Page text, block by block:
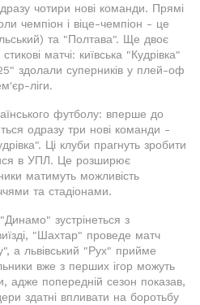
чотири нові команди. Прямі
чемпіон і віце-чемпіон - це
та "Полтава". Ще двоє
матчі: київська "Кудрівка"
здолали суперників у плей-оф
ліги.
футболу: вперше до
одразу три нові команди -
Ці клуби прагнуть зробити
в УПЛ. Це розширює
матимуть можливість
та стадіонами.
зустрінеться з
"Шахтар" проведе матч
а львівський "Рух" прийме
вже з перших ігор можуть
адже попередній сезон показав,
здатні впливати на боротьбу